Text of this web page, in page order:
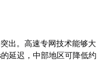
出。高速专网技术能够大
延迟，中部地区可降低约